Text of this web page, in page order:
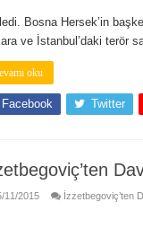
Bosna Hersek’in
ve İstanbul’daki terör
oku
Facebook Twitter
11/2015 İzzetbegoviç’ten